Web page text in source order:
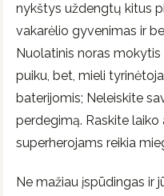
nykštys uždengtų kitus
vakarėlio gyvenimas ir
Nuolatinis noras mokytis
puiku, bet, mieli
baterijomis; Neleiskite
perdegimą. Raskite
superherojams reikia
Ne mažiau įspūdingas ir